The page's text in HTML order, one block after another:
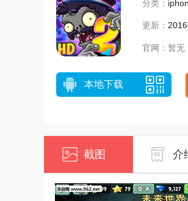
分类：
更新：
官网： 暂无
本地下载
截图 介